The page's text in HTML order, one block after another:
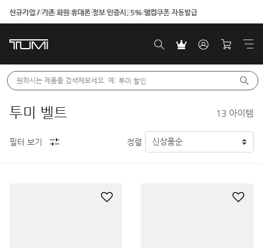
신규가입 / 기존 회원 휴대폰 정보 인증시, 5% 웰컴쿠폰 자동발급
벤트라 컬렉션을 온라인에서만 단독으로 만나보세요.
원하시는 제품을 검색해보세요. 예: 투미 할인
투미 벨트 13 아이템
필터 보기 정렬